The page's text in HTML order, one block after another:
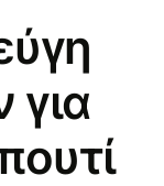
για